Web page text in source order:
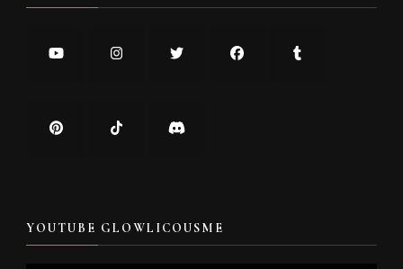
YOUTUBE GLOWLICOUSME